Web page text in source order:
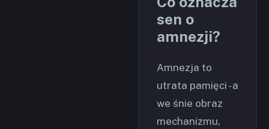
sen o
amnezji?
Amnezja to
utrata pamięci - a
we śnie obraz
mechanizmu,